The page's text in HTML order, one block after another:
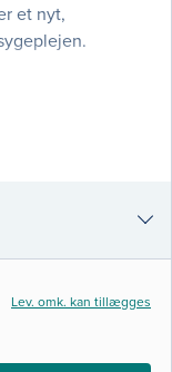
et nyt,
med aktiv
som i
Lev. omk. kan tillægges